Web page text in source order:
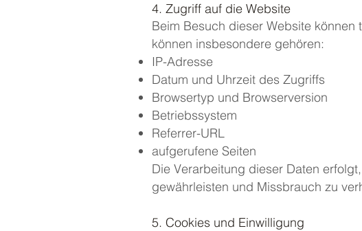
4. Zugriff auf die Website
Beim Besuch dieser Website
können insbesondere gehören:
IP-Adresse
Datum und Uhrzeit des Zugriffs
Browsertyp und Browserversion
Betriebssystem
Referrer-URL
aufgerufene Seiten
Die Verarbeitung dieser Daten
gewährleisten und Missbrauch zu
5. Cookies und Einwilligung